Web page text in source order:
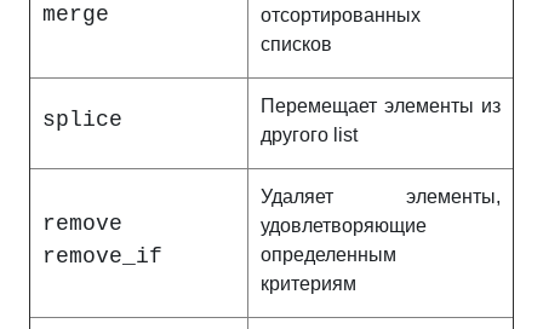
merge
отсортированных
списков
splice
Перемещает элементы из
другого list
remove
remove_if
Удаляет элементы,
удовлетворяющие
определенным
критериям